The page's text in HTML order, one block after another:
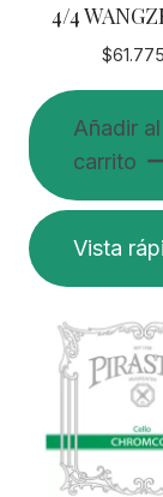
4/4
$
Añadir al
carrito
Vista